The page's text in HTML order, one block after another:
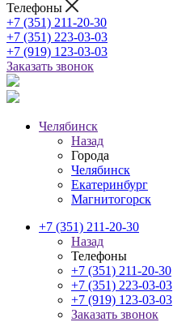
Телефоны
+7 (351) 211-20-30
+7 (351) 223-03-03
+7 (919) 123-03-03
Заказать звонок
Челябинск
Назад
Города
Челябинск
Екатеринбург
Магнитогорск
+7 (351) 211-20-30
Назад
Телефоны
+7 (351) 211-20-30
+7 (351) 223-03-03
+7 (919) 123-03-03
Заказать звонок